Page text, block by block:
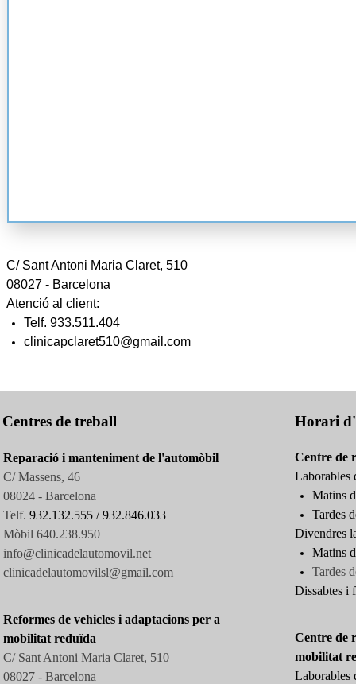
C/ Sant Antoni Maria Claret, 510
08027 - Barcelona
Atenció al client:
Telf. 933.511.404
clinicapclaret510@gmail.com
Centres de treball
Reparació i manteniment de l'automòbil
C/ Massens, 46
08024 - Barcelona
Telf. 932.132.555 /932.846.033
Mòbil 640.238.950
info@clinicadelautomovil.net
clinicadelautomovilsl@gmail.com
Horari
Reformes de vehicles i adaptacions per a
mobilitat reduïda
C/ Sant Antoni Maria Claret, 510
08027 - Barcelona
Centre de
Laborables
Matins
Tardes
Divendres
Matins
Tardes
Dissabtes i
Centre de
mobilitat
Laborables